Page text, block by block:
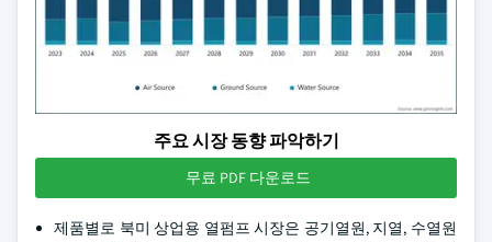
주요 시장 동향 파악하기
무료 PDF 다운로드
제품별로 북미 상업용 열펌프 시장은 공기열원, 지열, 수열원